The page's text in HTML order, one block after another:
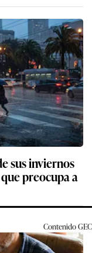
sus inviernos
preocupa a
ContenidoGEC